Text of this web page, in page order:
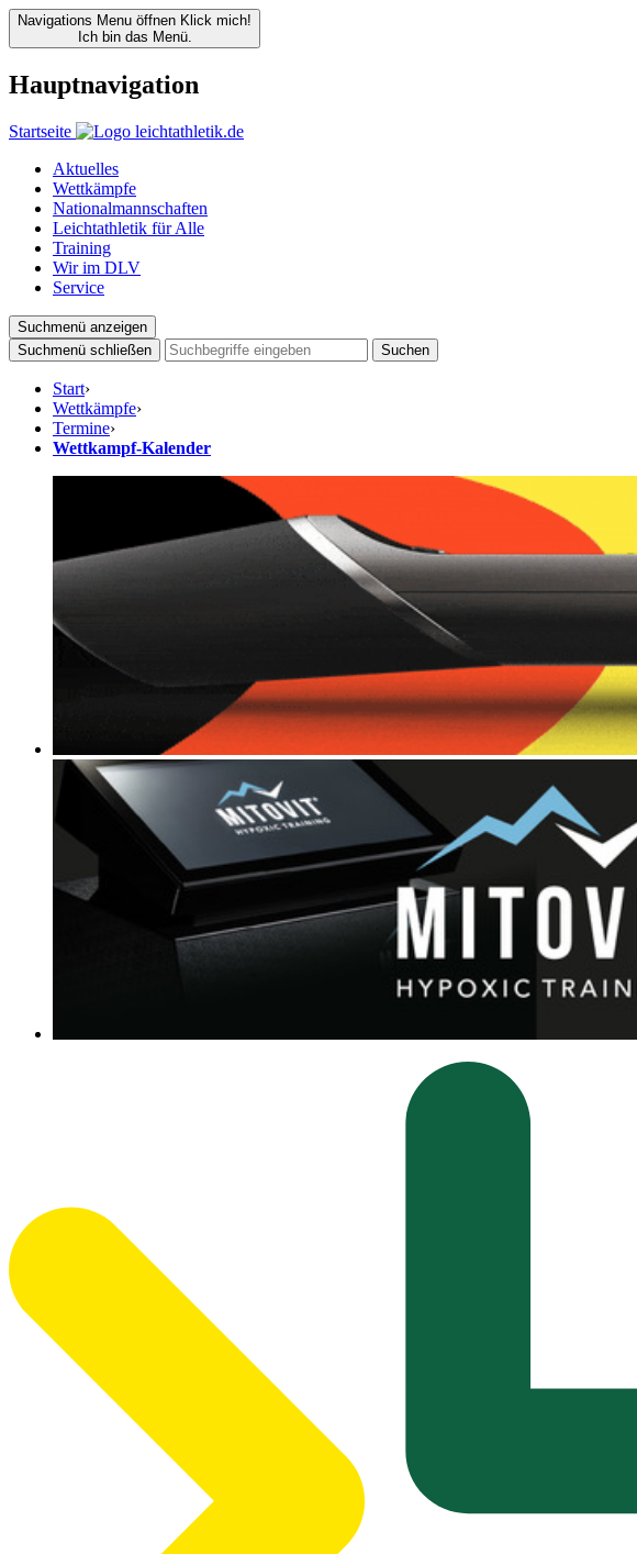
Navigations Menu öffnen Klick mich!
Ich bin das Menü.
Hauptnavigation
Startseite
Aktuelles
Wettkämpfe
Nationalmannschaften
Leichtathletik für Alle
Training
Wir im DLV
Service
Suchmenü anzeigen
Suchmenü schließen
Suchen
Start›
Wettkämpfe›
Termine›
Wettkampf-Kalender